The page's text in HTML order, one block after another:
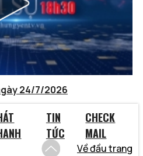
24/7/2026
TIN
TỨC
CHECK
MAIL
Về đầu trang